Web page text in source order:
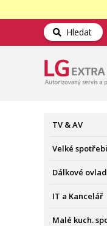
Hledat
TV & AV
Velké
Dálkové
IT a Kancelář
Malé kuch.